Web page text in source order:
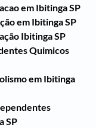
em Ibitinga SP
em Ibitinga SP
Ibitinga SP
Quimicos
em Ibitinga
SP